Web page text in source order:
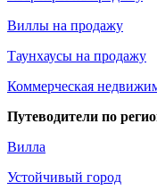
Виллы на продажу
Таунхаусы на продажу
Коммерческая
Путеводители по
Вилла
Устойчивый город